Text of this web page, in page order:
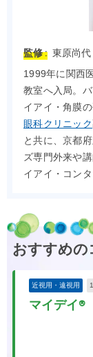
監修 : 東原尚代
1999年に関西
教室へ入局。
イアイ・角膜
眼科クリニック
と共に、京都
ズ専門外来や
イアイ・コンタ
おすすめ
近視用・遠視用
マイデイ®